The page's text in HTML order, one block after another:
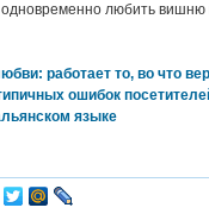
любить вишню
работает то, во что
ошибок
языке